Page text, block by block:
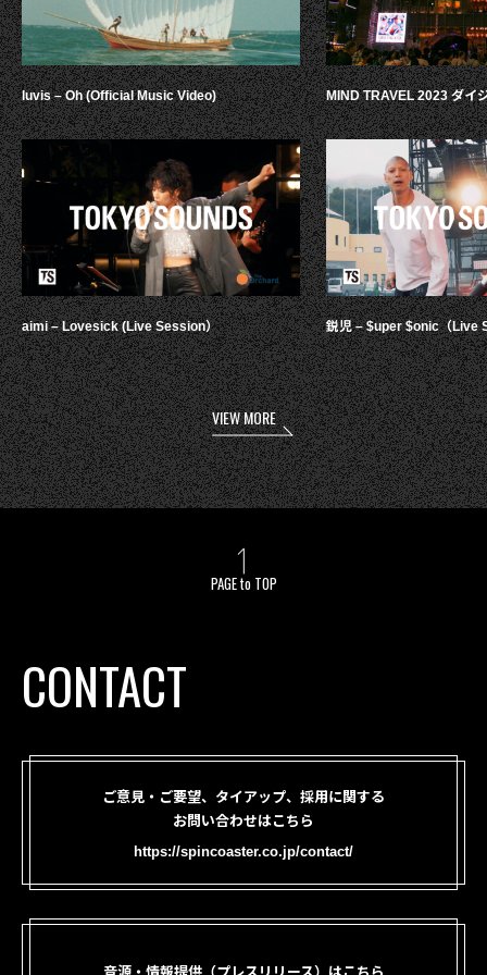
luvis – Oh (Official Music Video)
aimi – Lovesick (Live Session）
MIND TRAVEL 2023 ダイ
鋭児 – $uper $onic（Live
VIEW MORE
PAGE to TOP
CONTACT
ご意見・ご要望、タイアップ、採用に関する
お問い合わせはこちら
https://spincoaster.co.jp/contact/